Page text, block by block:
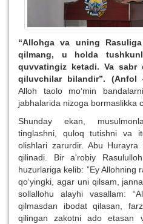
“Allohga va uning
qilmang, u holda
quvvatingiz ketadi. Va
qiluvchilar bilandir”. (Anfol
Alloh taolo mo‘min
jabhalarida nizoga bormaslikka
Shunday ekan,
tinglashni, quloq tutishni va
olishlari zarurdir. Abu
qilinadi. Bir a'robiy
huzurlariga kelib: ”Ey Allohning
qo‘yingki, agar uni qilsam,
sollallohu alayhi vasallam:
qilmasdan ibodat qilasan,
qilingan zakotni ado etasan